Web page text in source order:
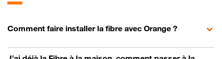
Comment faire installer la fibre avec Orange ?